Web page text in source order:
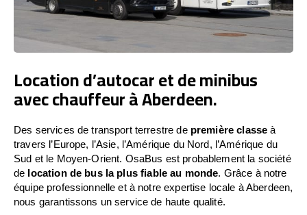
Location d’autocar et de minibus
avec chauffeur à Aberdeen.
Des services de transport terrestre de première classe à
travers l’Europe, l’Asie, l’Amérique du Nord, l’Amérique du
Sud et le Moyen-Orient. OsaBus est probablement la société
de location de bus la plus fiable au monde. Grâce à notre
équipe professionnelle et à notre expertise locale à Aberdeen,
nous garantissons un service de haute qualité.